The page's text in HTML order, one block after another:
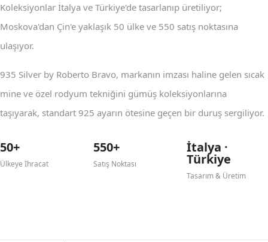
Koleksiyonlar İtalya ve Türkiye'de tasarlanıp üretiliyor;
Moskova'dan Çin'e yaklaşık 50 ülke ve 550 satış noktasına
ulaşıyor.
935 Silver by Roberto Bravo, markanın imzası haline gelen sıcak
mine ve özel rodyum tekniğini gümüş koleksiyonlarına
taşıyarak, standart 925 ayarın ötesine geçen bir duruş sergiliyor.
50+
Ülkeye İhracat
550+
Satış Noktası
İtalya ·
Türkiye
Tasarım & Üretim